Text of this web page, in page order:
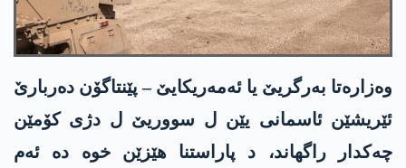
وەزارەتا به‌رگریێ یا ئه‌مەریکایێ – پێنتاگۆن دەربارێ
ئێریشێن ئاسمانی یێن ل سووریێ ل دژی کۆمێن
چەکدار راگهاند، د پاراستنا هێزێن خوە دە ئەم